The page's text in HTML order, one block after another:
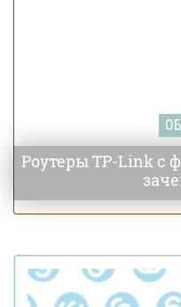
Роутеры TP-Link с